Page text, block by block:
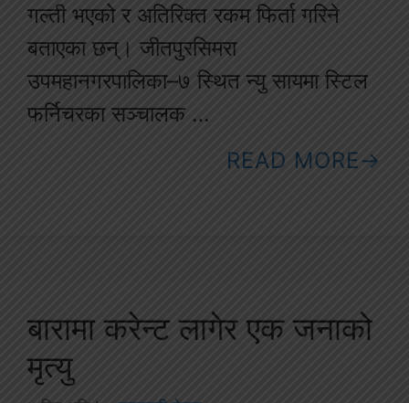
गल्ती भएको र अतिरिक्त रकम फिर्ता गरिने
बताएका छन्। जीतपुरसिमरा
उपमहानगरपालिका–७ स्थित न्यु सायमा स्टिल
फर्निचरका सञ्चालक …
READ MORE
बारामा करेन्ट लागेर एक जनाको
मृत्यु